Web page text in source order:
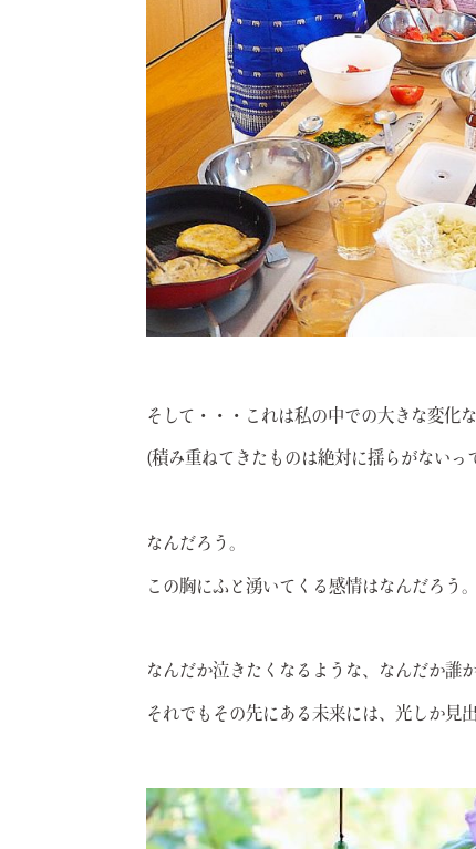
そして・・・これは私の中での大きな変化
(積み重ねてきたものは絶対に揺らがない
なんだろう。
この胸にふと湧いてくる感情はなんだろう。
なんだか泣きたくなるような、なんだか誰
それでもその先にある未来には、光しか見